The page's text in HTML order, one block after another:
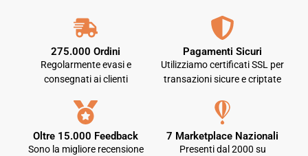
275.000 Ordini
Regolarmente evasi e
consegnati ai clienti
Pagamenti Sicuri
Utilizziamo certificati SSL per
transazioni sicure e criptate
Oltre 15.000 Feedback
Sono la migliore recensione
7 Marketplace Nazionali
Presenti dal 2000 su